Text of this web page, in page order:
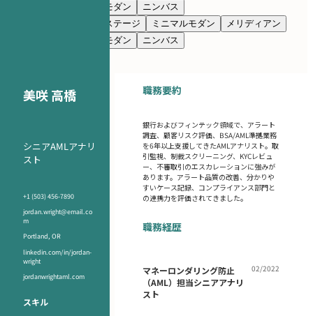
クリーンモダン
ニンバス
プレステージ ミニマルモダン
メリディアン
クリーンモダン ニンバス
美咲 高橋
シニアAMLアナリ
スト
+1 (503) 456-7890
jordan.wright@email.co
m
Portland, OR
linkedin.com/in/jordan-
wright
jordanwrightaml.com
スキル
職務要約
銀行およびフィンテック領域で、アラート
調査、顧客リスク評価、BSA/AML準拠業務
を6年以上支援してきたAMLアナリスト。取
引監視、制裁スクリーニング、KYCレビュ
ー、不審取引のエスカレーションに強みが
あります。アラート品質の改善、分かりや
すいケース記録、コンプライアンス部門と
の連携力を評価されてきました。
職務経歴
マネーロンダリング防止
（AML）担当シニアアナリ
スト
02/2022